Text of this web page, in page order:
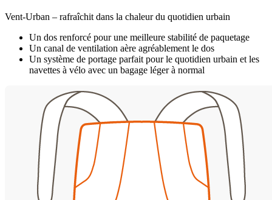
Vent-Urban – rafraîchit dans la chaleur du quotidien urbain
Un dos renforcé pour une meilleure stabilité de paquetage
Un canal de ventilation aère agréablement le dos
Un système de portage parfait pour le quotidien urbain et les
navettes à vélo avec un bagage léger à normal